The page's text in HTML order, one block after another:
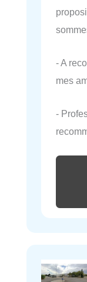
- A
mes
-